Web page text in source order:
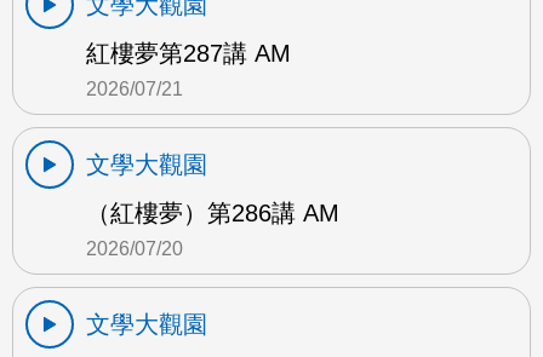
紅樓夢第287講 AM
2026/07/21
文學大觀園
（紅樓夢）第286講 AM
2026/07/20
文學大觀園